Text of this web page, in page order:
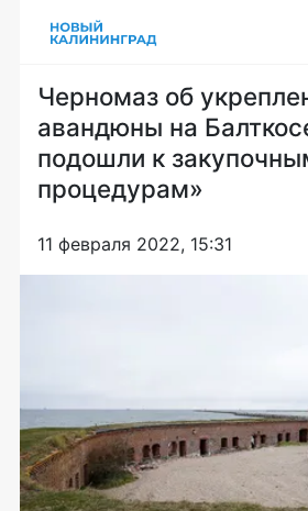
Черномаз об
авандюны на
подошли к
процедурам»
11 февраля 2022, 15:31